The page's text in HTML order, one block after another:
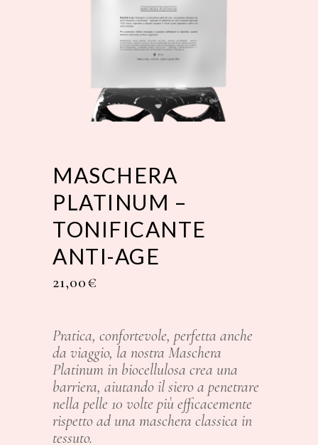
MASCHERA
PLATINUM –
TONIFICANTE
ANTI-AGE
21,00€
Pratica, confortevole, perfetta anche
da viaggio, la nostra Maschera
Platinum in biocellulosa crea una
barriera, aiutando il siero a penetrare
nella pelle 10 volte più efficacemente
rispetto ad una maschera classica in
tessuto.